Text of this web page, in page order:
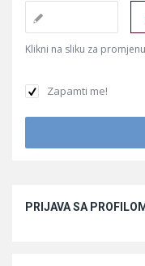
Klikni na sliku za
Zapamti me!
PRIJAVA SA PROFILOM